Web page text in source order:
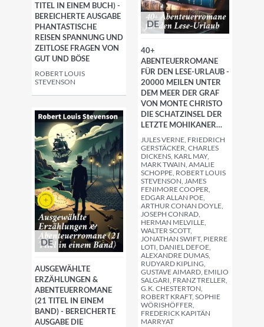
TITEL IN EINEM BUCH) -
BEREICHERTE AUSGABE
PHANTASTISCHE
REISEN SPANNUNG UND
ZEITLOSE FRAGEN VON
GUT UND BÖSE
ROBERT LOUIS
STEVENSON
DE
40+
ABENTEUERROMANE
FÜR DEN LESE-URLAUB -
20000 MEILEN UNTER
DEM MEER DER GRAF
VON MONTE CHRISTO
DIE SCHATZINSEL DER
LETZTE MOHIKANER…
JULES VERNE, FRIEDRICH
GERSTÄCKER, CHARLES
DICKENS, KARL MAY,
MARK TWAIN, AMALIE
SCHOPPE, ROBERT LOUIS
STEVENSON, JAMES
FENIMORE COOPER,
EDGAR ALLAN POE,
ARTHUR CONAN DOYLE,
JOSEPH CONRAD,
HERMAN MELVILLE,
WALTER SCOTT,
JONATHAN SWIFT, PIERRE
LOTI, DANIEL DEFOE,
ALEXANDRE DUMAS,
RUDYARD KIPLING,
GUSTAVE AIMARD, EMILIO
SALGARI, FRANZ TRELLER,
G.K. CHESTERTON,
ROBERT KRAFT, SOPHIE
WÖRISHÖFFER,
FREDERICK KAPITÄN
MARRYAT
DE
AUSGEWÄHLTE
ERZÄHLUNGEN &
ABENTEUERROMANE
(21 TITEL IN EINEM
BAND) - BEREICHERTE
AUSGABE DIE